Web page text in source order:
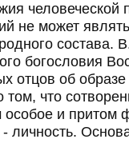
человеческой
не может
состава.
богословия
отцов об
что
и притом
личность.